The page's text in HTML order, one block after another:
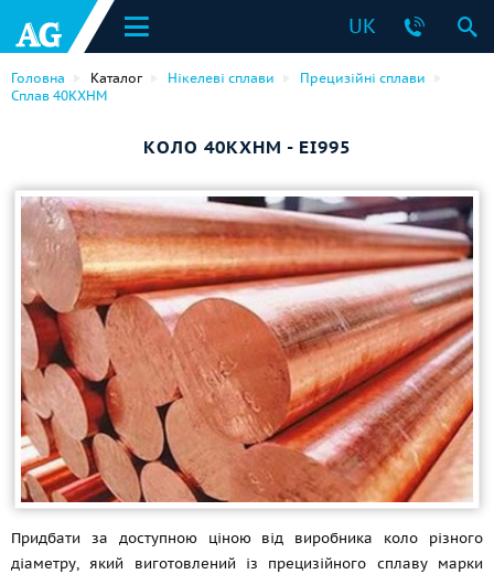
UK
Головна Каталог Нікелеві сплави
Прецизійні сплави
Сплав 40КХНМ
КОЛО 40КХНМ - ЕІ995
Придбати за доступною ціною від виробника коло різного
діаметру, який виготовлений із прецизійного сплаву марки